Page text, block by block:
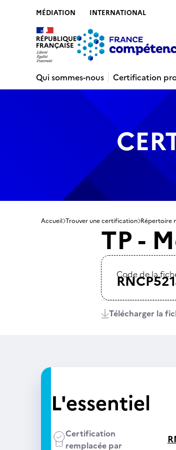
MÉDIATION INTERNATIONAL
Qui sommes-nous Certification
Accueil Trouver une certification Répertoire
TP -
Code de la
Télécharger la
L'essentiel
Certification
remplacée par